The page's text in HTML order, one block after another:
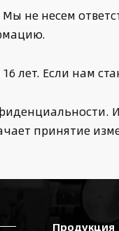
не несем
лет. Если нам
принятие
Продукция